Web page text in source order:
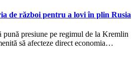
de război pentru a lovi în plin Rusia
pună presiune pe regimul de la Kremlin
să afecteze direct economia…